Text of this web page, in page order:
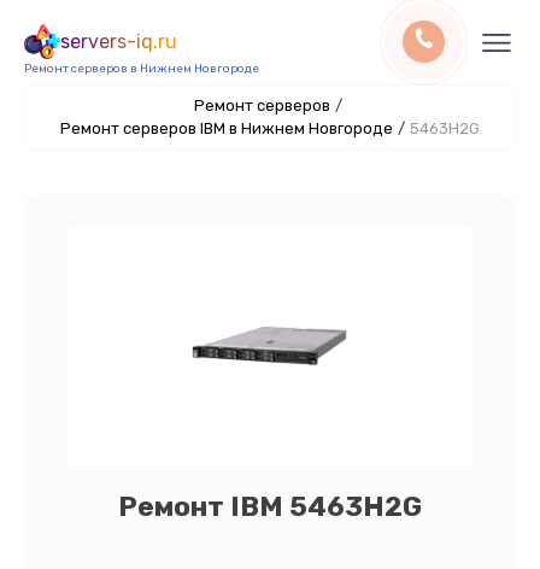
servers-iq.ru
Ремонт серверов в Нижнем Новгороде
Ремонт серверов /
Ремонт серверов IBM в Нижнем Новгороде / 5463H2G
Ремонт IBM 5463H2G